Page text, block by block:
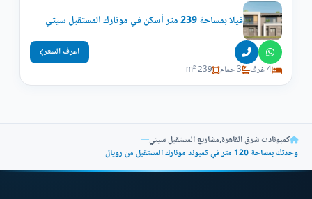
فيلا بمساحة 239 متر أسكن في مونارك المستقبل سيتي
4 غرف 3 حمام 239 m²
اعرف السعر
كمبونادت شرق القاهرة,مشاريع المستقبل سيتي—
وحدتك بمساحة 120 متر في كمبوند مونارك المستقبل من رويال